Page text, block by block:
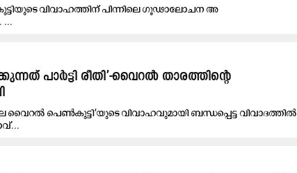
വിവാഹത്തിന് പിന്നിലെ ഗൂഢാലോചന അ​
...
പാർട്ടി രീതി’-വൈറൽ താരത്തിന്റെ
വൈറൽ പെൺകുട്ടി’യുടെ വിവാഹവുമായി ബന്ധപ്പെട്ട വിവാദത്തിൽ